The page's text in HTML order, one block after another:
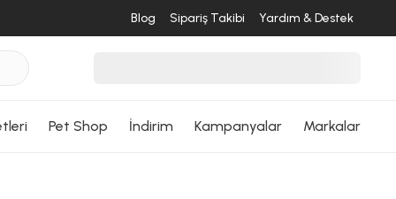
Blog Sipariş Takibi Yardım & Destek
Pet Shop İndirim Kampanyalar Markalar